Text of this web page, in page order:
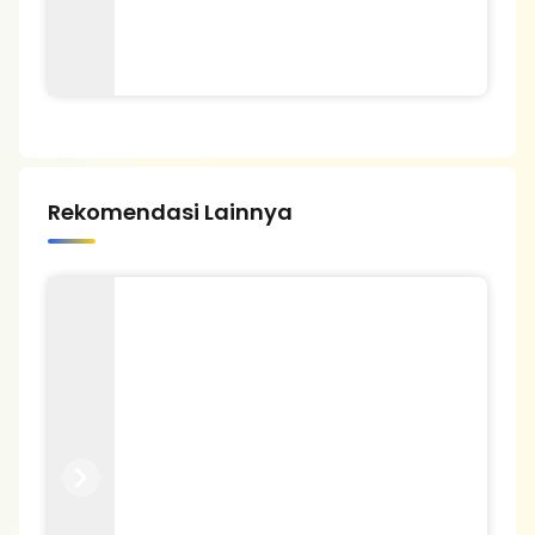
Rekomendasi Lainnya